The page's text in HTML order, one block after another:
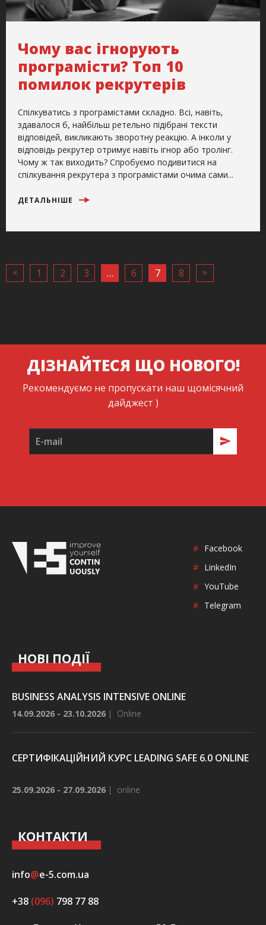
Чому вас ігнорують
програмісти? Топ 10
помилок рекрутерів
Спілкуватись з програмістами складно. Всі, навіть,
здавалося б, найбільш ретельно підібрані тексти
відповідей, викликають зворотну реакцію. А інколи у
відповідь рекрутер отримує навіть ігнор або тролінг.
Чому ж так виходить? Спробуємо подивитися на
спілкування рекрутера з програмістами очима сами...
ДЕТАЛЬНІШЕ
« 1 2 3 … 6 7 8 »
ДІЗНАЙТЕСЯ ЩО НОВОГО!
Рекомендуємо не пропускати наш щомісячний
дайджест )
# Facebook
# LinkedIn
# YouTube
# Telegram
НОВІ ПОДІЇ
BUSINESS ANALYSIS INTENSIVE ONLINE
14.09.2026 - 23.10.2026 | Online
СЕРТИФІКАЦІЙНИЙ КУРС LEADING SAFE 6.0 ONLINE
25.09.2026 - 27.09.2026 | online
КОНТАКТИ
info@e-5.com.ua
+38 (096) 798 77 88